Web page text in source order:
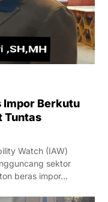
Impor Berkutu
Tuntas
Watch (IAW)
sektor
beras impor…